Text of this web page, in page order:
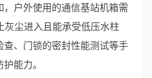
户外使用的通信基站机箱需
灰尘进入且能承受低压水柱
、门锁的密封性能测试等手
能力。